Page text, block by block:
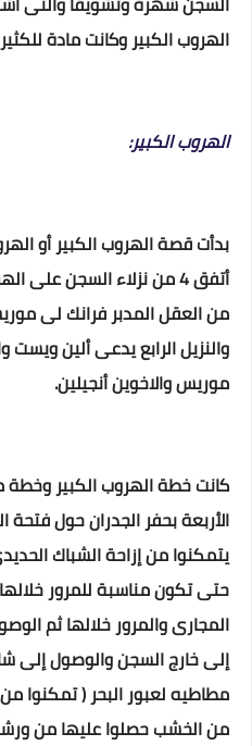
الهروب الكبير وكانت مادة
الهروب الكبير:
بدأت قصة الهروب الكبير أو
أتفق 4 من نزلاء السجن
من العقل المدبر فرانك لى
والنزيل الرابع يدعى ألين
موريس والاخوين أنجيلين.
كانت خطة الهروب الكبير وخطة
الأربعة بحفر الجدران حول
يتمكنوا من إزاحة الشباك
حتى تكون مناسبة للمرور
المجارى والمرور خلالها ثم
إلى خارج السجن والوصول إلى
مطاطيه لعبور البحر ( تمكنوا
من الخشب حصلوا عليها من